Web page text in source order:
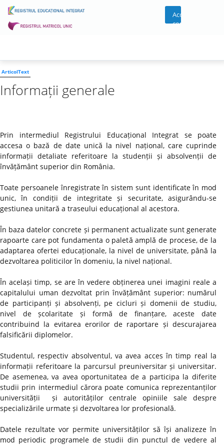
Acces
cont
ArticolText
Informații generale
Prin intermediul Registrului Educațional Integrat se poate
accesa o bază de date unică la nivel național, care cuprinde
informații detaliate referitoare la studenții și absolvenții de
învățământ superior din România.
Toate persoanele înregistrate în sistem sunt identificate în mod
unic, în condiții de integritate și securitate, asigurându-se
gestiunea unitară a traseului educațional al acestora.
În baza datelor concrete și permanent actualizate sunt generate
rapoarte care pot fundamenta o paletă amplă de procese, de la
adaptarea ofertei educaționale, la nivel de universitate, până la
dezvoltarea politicilor în domeniu, la nivel național.
În același timp, se are în vedere obținerea unei imagini reale a
capitalului uman dezvoltat prin învățământ superior: numărul
de participanți și absolvenți, pe cicluri și domenii de studiu,
nivel de școlaritate și formă de finanțare, aceste date
contribuind la evitarea erorilor de raportare și descurajarea
falsificării diplomelor.
Studentul, respectiv absolventul, va avea acces în timp real la
informații referitoare la parcursul preuniversitar și universitar.
De asemenea, va avea oportunitatea de a participa la diferite
studii prin intermediul cărora poate comunica reprezentanților
universității și autorităților centrale opiniile sale despre
specializările urmate și dezvoltarea lor profesională.
Datele rezultate vor permite universităților să își analizeze în
mod periodic programele de studii din punctul de vedere al